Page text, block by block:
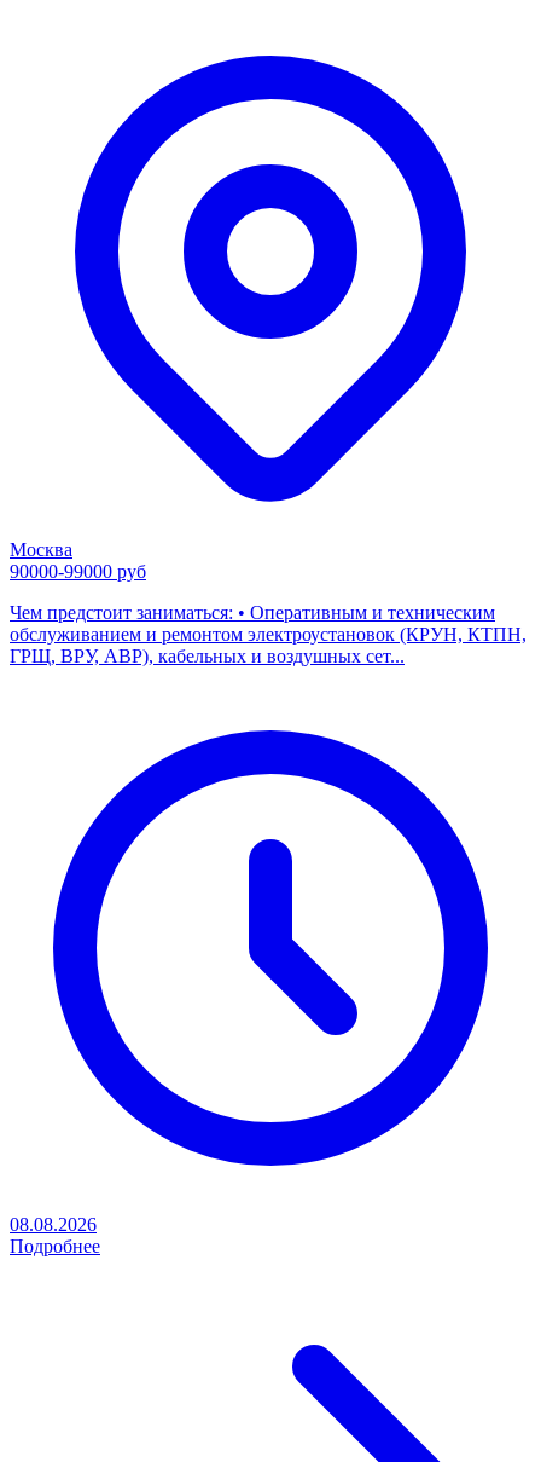
Москва
90000-99000 руб
Чем предстоит заниматься: • Оперативным и техническим
обслуживанием и ремонтом электроустановок (КРУН, КТПН,
ГРЩ, ВРУ, АВР), кабельных и воздушных сет...
08.08.2026
Подробнее